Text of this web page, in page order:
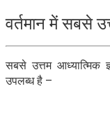
वर्तमान में सबसे
सबसे उत्तम आध्यात्मिक
उपलब्ध है –